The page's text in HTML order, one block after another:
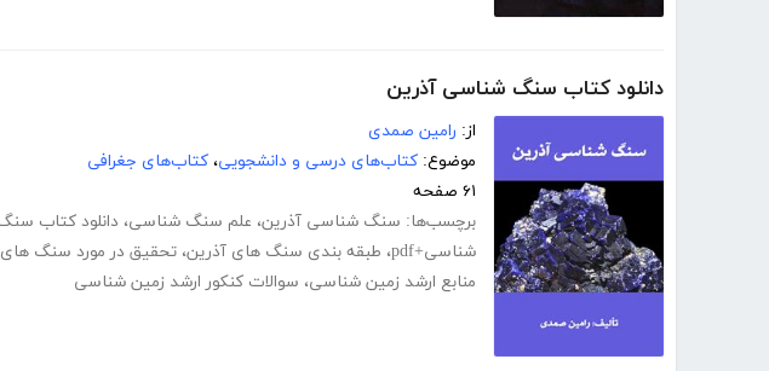
دانلود کتاب سنگ شناسی آذرین
از: رامین صمدی
موضوع: کتاب‌های درسی و دانشجویی، کتاب‌های جغرافی
۶۱ صفحه
برچسب‌ها: سنگ شناسی آذرین، علم سنگ شناسی، دانلود کتاب
شناسی+pdf
، طبقه بندی سنگ های آذرین، تحقیق در مورد سنگ های
منابع ارشد زمین شناسی، سوالات کنکور ارشد زمین شناسی